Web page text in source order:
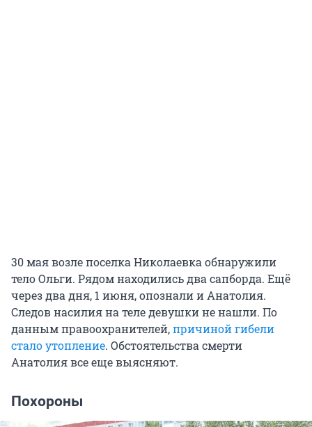
30 мая возле поселка Николаевка обнаружили
тело Ольги. Рядом находились два сапборда. Ещё
через два дня, 1 июня, опознали и Анатолия.
Следов насилия на теле девушки не нашли. По
данным правоохранителей,причиной гибели
стало утопление. Обстоятельства смерти
Анатолия все еще выясняют.
Похороны